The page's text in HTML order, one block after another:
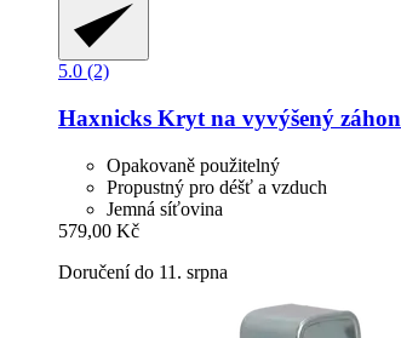
5.0 (2)
Haxnicks Kryt na vyvýšený záhon
Opakovaně použitelný
Propustný pro déšť a vzduch
Jemná síťovina
579,00 Kč
Doručení do 11. srpna